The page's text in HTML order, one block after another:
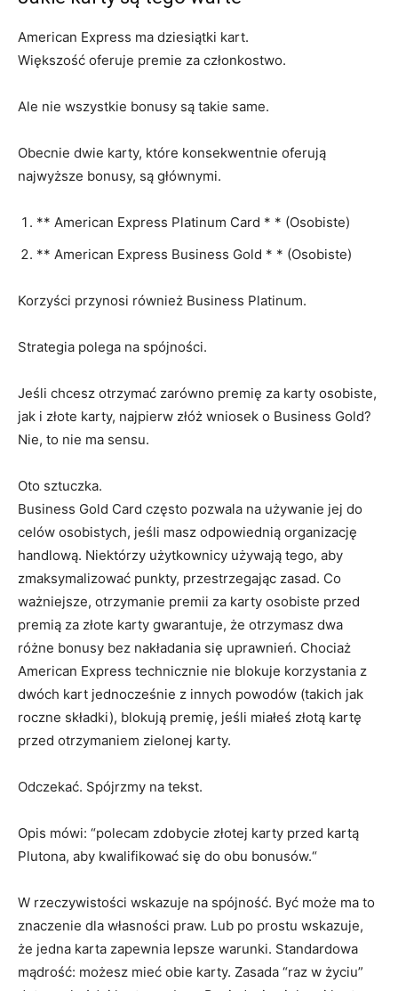
American Express ma dziesiątki kart.
Większość oferuje premie za członkostwo.
Ale nie wszystkie bonusy są takie same.
Obecnie dwie karty, które konsekwentnie oferują
najwyższe bonusy, są głównymi.
** American Express Platinum Card * * (Osobiste)
** American Express Business Gold * * (Osobiste)
Korzyści przynosi również Business Platinum.
Strategia polega na spójności.
Jeśli chcesz otrzymać zarówno premię za karty osobiste,
jak i złote karty, najpierw złóż wniosek o Business Gold?
Nie, to nie ma sensu.
Oto sztuczka.
Business Gold Card często pozwala na używanie jej do
celów osobistych, jeśli masz odpowiednią organizację
handlową. Niektórzy użytkownicy używają tego, aby
zmaksymalizować punkty, przestrzegając zasad. Co
ważniejsze, otrzymanie premii za karty osobiste przed
premią za złote karty gwarantuje, że otrzymasz dwa
różne bonusy bez nakładania się uprawnień. Chociaż
American Express technicznie nie blokuje korzystania z
dwóch kart jednocześnie z innych powodów (takich jak
roczne składki), blokują premię, jeśli miałeś złotą kartę
przed otrzymaniem zielonej karty.
Odczekać. Spójrzmy na tekst.
Opis mówi: “polecam zdobycie złotej karty przed kartą
Plutona, aby kwalifikować się do obu bonusów.“
W rzeczywistości wskazuje na spójność. Być może ma to
znaczenie dla własności praw. Lub po prostu wskazuje,
że jedna karta zapewnia lepsze warunki. Standardowa
mądrość: możesz mieć obie karty. Zasada “raz w życiu”